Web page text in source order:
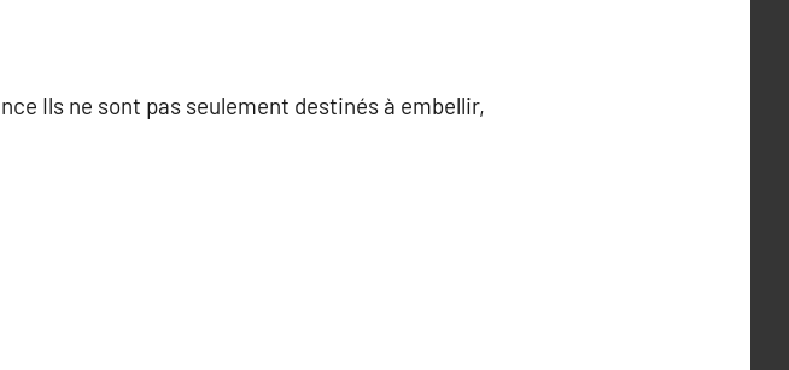
Ils ne sont pas seulement destinés à embellir,